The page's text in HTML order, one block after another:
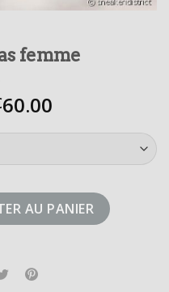
femme
60.00
femme
AU PANIER